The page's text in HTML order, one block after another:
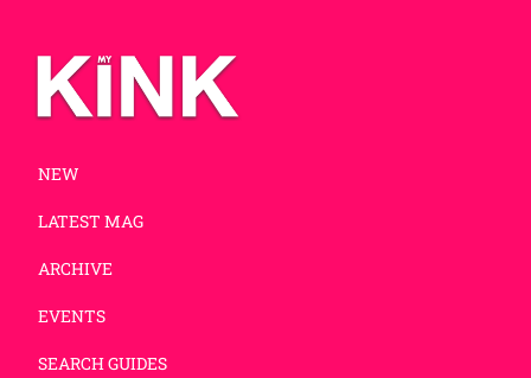
NEW
LATEST MAG
ARCHIVE
EVENTS
SEARCH GUIDES